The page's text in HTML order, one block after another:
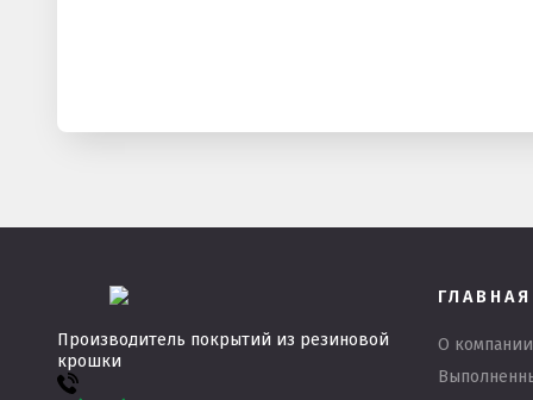
Производитель покрытий из резиновой
крошки
ГЛАВНАЯ
О компании